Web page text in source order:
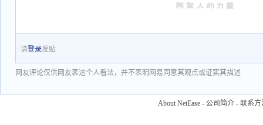
请登录发贴
网友评论仅供网友表达个人看法，并不表明网易同意其观点或证实其描述
About NetEase - 公司简介 - 联系方